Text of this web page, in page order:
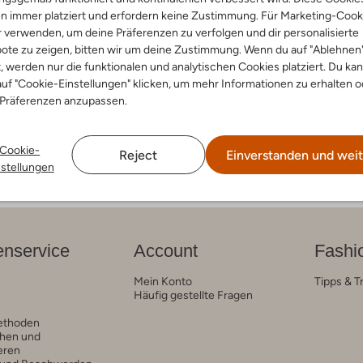
immer platziert und erfordern keine Zustimmung. Für Marketing-
verwenden, um deine Präferenzen zu verfolgen und dir personalisierte
zu zeigen, bitten wir um deine Zustimmung. Wenn du auf
werden nur die funktionalen und analytischen Cookies platziert. Du
"Cookie-Einstellungen" klicken, um mehr Informationen zu erhalten
anzupassen.
Cookie-
Reject Einverstanden und
Birkenstock
Chelsea Boots
€ 189,99 € 132,99
und
Account
Mein Konto
Häufig gestellte Fragen
Tipps &